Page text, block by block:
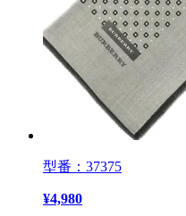
型番：37375
¥4,980